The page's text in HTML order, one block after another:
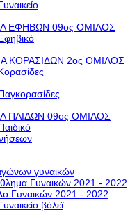
ΕΦΗΒΩΝ 09ος ΟΜΙΛΟΣ
ΚΟΡΑΣΙΔΩΝ 2ος ΟΜΙΛΟΣ
ΠΑΙΔΩΝ 09ος ΟΜΙΛΟΣ
γυναικών
Γυναικών 2021 - 2022
Γυναικών 2021 - 2022
βόλεϊ